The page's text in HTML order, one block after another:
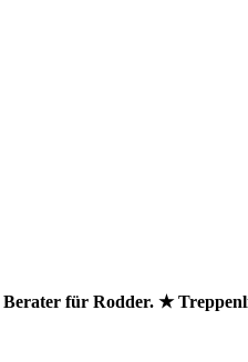
für Rodder. ★